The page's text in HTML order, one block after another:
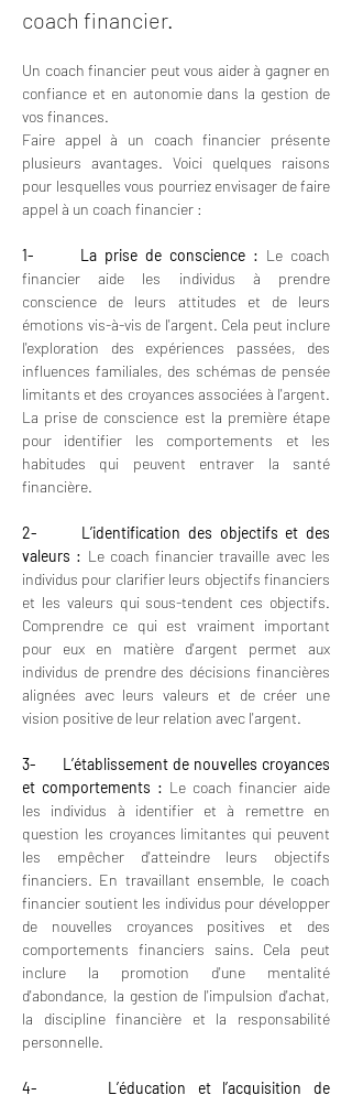
coach financier.
Un coach financier peut vous aider à gagner en
confiance et en autonomie dans la gestion de
vos finances.
Faire appel à un coach financier présente
plusieurs avantages. Voici quelques raisons
pour lesquelles vous pourriez envisager de faire
appel à un coach financier :
1-      La prise de conscience : Le coach
financier aide les individus à prendre
conscience de leurs attitudes et de leurs
émotions vis-à-vis de l'argent. Cela peut inclure
l'exploration des expériences passées, des
influences familiales, des schémas de pensée
limitants et des croyances associées à l'argent.
La prise de conscience est la première étape
pour identifier les comportements et les
habitudes qui peuvent entraver la santé
financière.
2-      L’identification des objectifs et des
valeurs : Le coach financier travaille avec les
individus pour clarifier leurs objectifs financiers
et les valeurs qui sous-tendent ces objectifs.
Comprendre ce qui est vraiment important
pour eux en matière d'argent permet aux
individus de prendre des décisions financières
alignées avec leurs valeurs et de créer une
vision positive de leur relation avec l'argent.
3-      L’établissement de nouvelles croyances
et comportements : Le coach financier aide
les individus à identifier et à remettre en
question les croyances limitantes qui peuvent
les empêcher d'atteindre leurs objectifs
financiers. En travaillant ensemble, le coach
financier soutient les individus pour développer
de nouvelles croyances positives et des
comportements financiers sains. Cela peut
inclure la promotion d'une mentalité
d'abondance, la gestion de l'impulsion d'achat,
la discipline financière et la responsabilité
personnelle.
4-      L’éducation et l’acquisition de